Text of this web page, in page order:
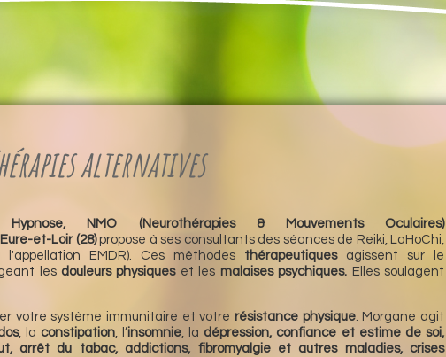
alternatives
Hypnose,
NMO (Neurothérapies & Mouvements Oculaires)
Eure-et-Loir (28)propose à ses consultants des séances de Reiki, LaHoChi,
EMDR). Ces méthodes thérapeutiquesagissent sur le
les douleurs physiqueset les malaises psychiques. Elles soulagent
votre système immunitaire et votre résistance physique. Morgane agit
, la constipation, l’insomnie, la dépression, confiance et estime de soi,
arrêt du tabac, addictions, fibromyalgie et autres maladies, crises